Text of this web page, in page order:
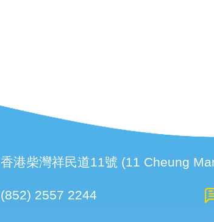
香港柴灣祥民道11號 (11 Cheung
(852) 2557 2244